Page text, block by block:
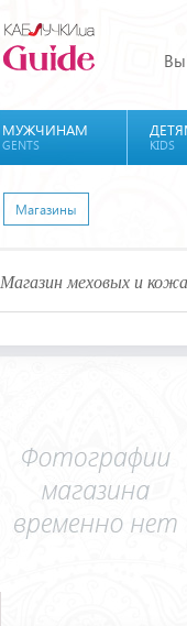
Вы
МУЖЧИНАМ
GENTS KIDS
Магазины
Магазин меховых и